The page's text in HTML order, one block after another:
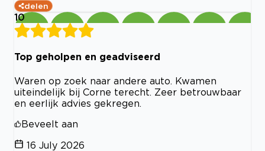
delen
10
Top geholpen en geadviseerd
Waren op zoek naar andere auto. Kwamen
uiteindelijk bij Corne terecht. Zeer betrouwbaar
en eerlijk advies gekregen.
Beveelt aan
16 July 2026